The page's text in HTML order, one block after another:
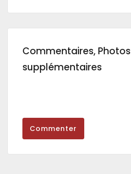
Commentaires, Photos
supplémentaires
Commenter